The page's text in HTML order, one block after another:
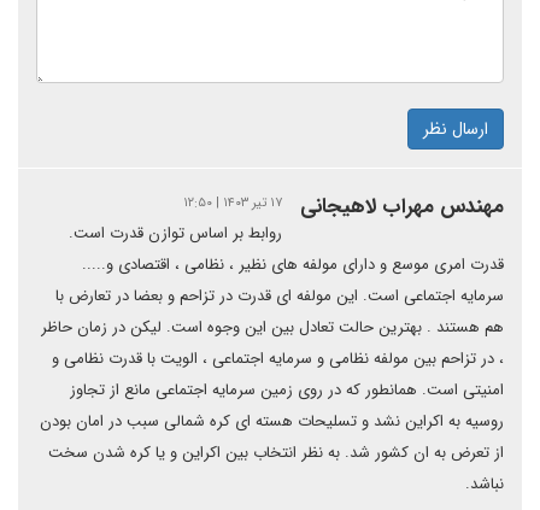
ارسال نظر
مهندس مهراب لاهیجانی ۱۷ تیر ۱۴۰۳ | ۱۲:۵۰
روابط بر اساس توازن قدرت است.
قدرت امری موسع و دارای مولفه های نظیر ، نظامی ، اقتصادی و.....
سرمایه اجتماعی است. این مولفه ای قدرت در تزاحم و بعضا در تعارض با
هم هستند . بهترین حالت تعادل بین این وجوه است. لیکن در زمان حاظر
، در تزاحم بین مولفه نظامی و سرمایه اجتماعی ، الویت با قدرت نظامی و
امنیتی است. همانطور که در روی زمین سرمایه اجتماعی مانع از تجاوز
روسیه به اکراین نشد و تسلیحات هسته ای کره شمالی سبب در امان بودن
از تعرض به ان کشور شد. به نظر انتخاب بین اکراین و یا کره شدن سخت
نباشد.